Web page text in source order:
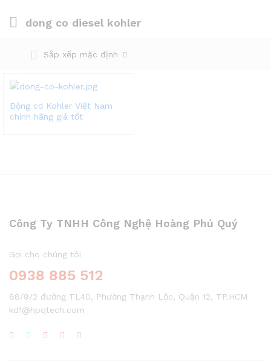
dong co diesel kohler
Sắp xếp mặc định
Động cơ Kohler Việt Nam
chính hãng giá tốt
Công Ty TNHH Công Nghệ Hoàng Phú Quý
Gọi cho chúng tôi
0938 885 512
88/9/2 đường TL40, Phường Thạnh Lộc, Quận 12, TP.HCM
kd1@hpqtech.com